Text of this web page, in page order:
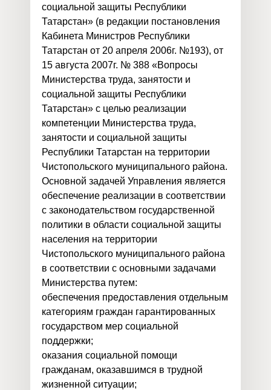
социальной защиты Республики
Татарстан» (в редакции постановления
Кабинета Министров Республики
Татарстан от 20 апреля 2006г. №193), от
15 августа 2007г. № 388 «Вопросы
Министерства труда, занятости и
социальной защиты Республики
Татарстан» с целью реализации
компетенции Министерства труда,
занятости и социальной защиты
Республики Татарстан на территории
Чистопольского муниципального района.
Основной задачей Управления является
обеспечение реализации в соответствии
с законодательством государственной
политики в области социальной защиты
населения на территории
Чистопольского муниципального района
в соответствии с основными задачами
Министерства путем:
обеспечения предоставления отдельным
категориям граждан гарантированных
государством мер социальной
поддержки;
оказания социальной помощи
гражданам, оказавшимся в трудной
жизненной ситуации;